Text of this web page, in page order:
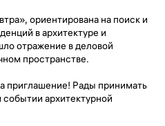
ориентирована на поиск и
в архитектуре и
отражение в деловой
пространстве.
приглашение! Рады принимать
архитектурной